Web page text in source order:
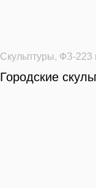
Скульптуры, ФЗ-223
Городские